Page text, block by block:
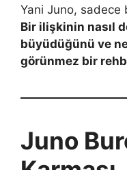
Yani Juno, sadece
Bir ilişkinin nasıl
büyüdüğünü ve
görünmez bir
Juno